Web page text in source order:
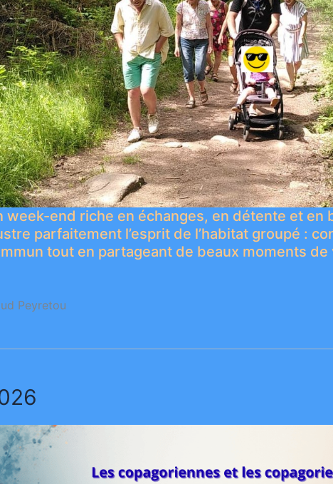
week-end riche en échanges, en détente et en
parfaitement l’esprit de l’habitat groupé :
tout en partageant de beaux moments de
Peyretou